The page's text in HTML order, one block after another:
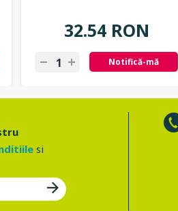
32.54 RON
Notifică-mă
si